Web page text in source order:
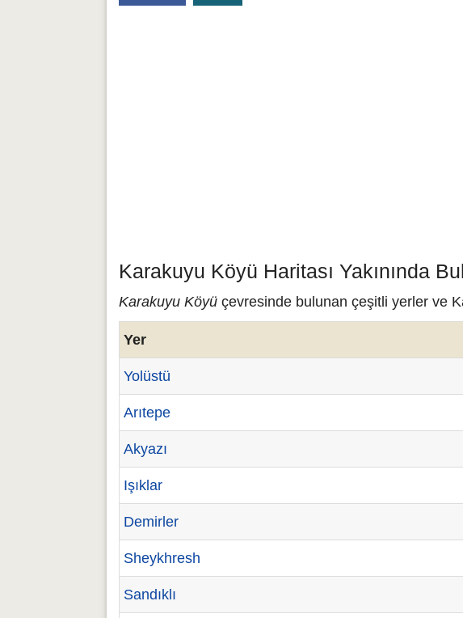
Karakuyu Köyü Haritası Yakınında
Karakuyu Köyü çevresinde bulunan çeşitli yerler ve
Yer
Yolüstü
Arıtepe
Akyazı
Işıklar
Demirler
Sheykhresh
Sandıklı